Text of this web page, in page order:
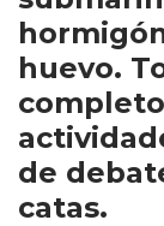
huevo.
de
catas.